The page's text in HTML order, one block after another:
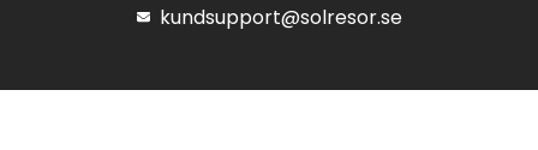
kundsupport@solresor.se